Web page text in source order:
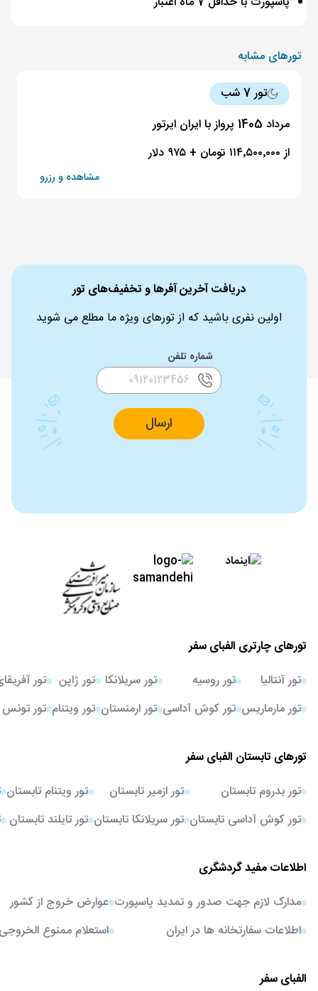
تورهای مشابه
تور 7 شب
مرداد 1405 پرواز با ایران ایرتور
از ۱۱۴٬۵۰۰٬۰۰۰ تومان + ۹۷۵ دلار
مشاهده و رزرو
دریافت آخرین آفرها و تخفیف‌های تور
اولین نفری باشید که از تورهای ویژه ما مطلع می شوید
شماره تلفن
ارسال
تورهای چارتری الفبای سفر
تور آنتالیا
تور مارماریس
تور روسیه
تور کوش آداسی
تور سریلانکا
تور ارمنستان
تور ژاپن
تور ویتنام
تور
تور تونس
تورهای تابستان الفبای سفر
تور بدروم تابستان
تور کوش آداسی تابستان
تور ازمیر تابستان
تور سریلانکا تابستان
تور ویتنام تابستان
تور تایلند تابستان
اطلاعات مفید گردشگری
مدارک لازم جهت صدور و تمدید پاسپورت
اطلاعات سفارتخانه ها در ایران
عوارض خروج از کشور
استعلام ممنوع
الفبای سفر